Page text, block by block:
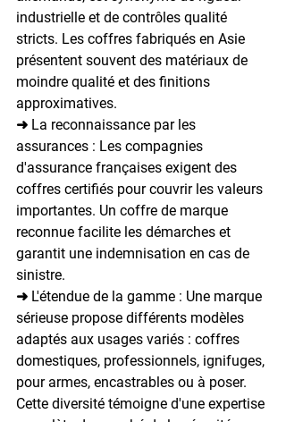
industrielle et de contrôles qualité
stricts. Les coffres fabriqués en Asie
présentent souvent des matériaux de
moindre qualité et des finitions
approximatives.
➜ La reconnaissance par les
assurances : Les compagnies
d'assurance françaises exigent des
coffres certifiés pour couvrir les valeurs
importantes. Un coffre de marque
reconnue facilite les démarches et
garantit une indemnisation en cas de
sinistre.
➜ L'étendue de la gamme : Une marque
sérieuse propose différents modèles
adaptés aux usages variés : coffres
domestiques, professionnels, ignifuges,
pour armes, encastrables ou à poser.
Cette diversité témoigne d'une expertise